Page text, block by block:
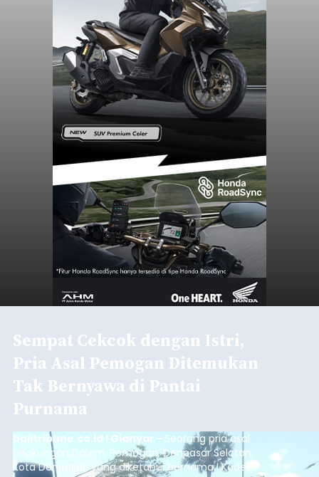
Sempat Cekcok dengan Istri,
Pria Asal Pemogan Ditemukan
Tak Bernyawa di Pantai
Purnama
balitribune.co.id I Gianyar - Seorang pria asal
Lingkungan Dalem, Pemogan, Denpasar Selatan,
Kota Denpasar, yang diketahui bernama I Kadek